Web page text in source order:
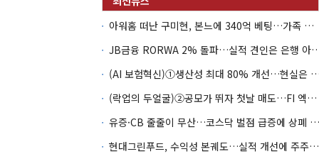
아워홈 떠난 구미현, 본느에 340억 베팅…가족 지배체제 구축
JB금융 RORWA 2% 돌파…실
(AI 보험혁신)①생산성 최대 80%
(락업의 두얼굴)②공모가 뛰자 첫날 매도…FI 엑시트 전략 갈렸다
유증·CB 줄줄이 무산…코스닥 벌점 급증에 상폐 압박
현대그린푸드, 수익성 본궤도…실적 개선에 주주환원까지